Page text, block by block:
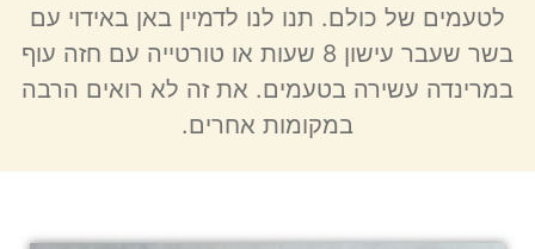
לטעמים של כולם. תנו לנו לדמיין באן באידוי עם
בשר שעבר עישון 8 שעות או טורטייה עם חזה עוף
במרינדה עשירה בטעמים. את זה לא רואים הרבה
במקומות אחרים.